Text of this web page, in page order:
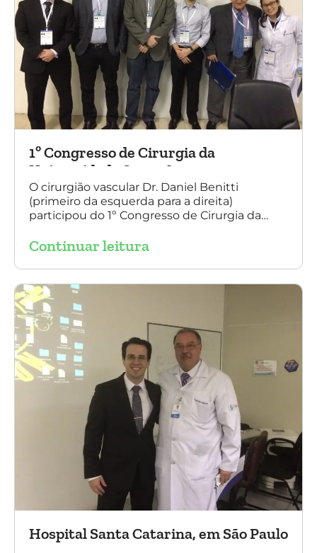
1º Congresso de Cirurgia da
Universidade Santo Amaro
O cirurgião vascular Dr. Daniel Benitti
(primeiro da esquerda para a direita)
participou do 1º Congresso de Cirurgia da
de cirurgia endovascular. O evento também
Amato e do Dr. Adnam Neser.
Continuar leitura
Hospital Santa Catarina, em São Paulo